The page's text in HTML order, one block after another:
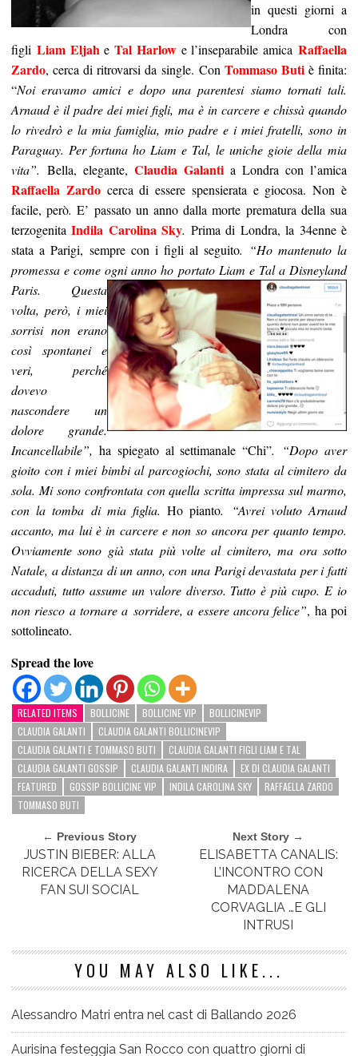
in questi giorni a
Londra con
figli Liam Eljah eTal Harlow e l’inseparabile amicaRaffaella
Zardo, cerca di ritrovarsi da single. Con Tommaso Buti è finita:
“Noi eravamo amici e dopo una parentesi siamo tornati tali.
Arnaud è il padre dei miei figli, ma è in carcere e chissà quando
lo rivedrò e la mia famiglia, mio padre e i miei fratelli, sono in
Paraguay. Per fortuna ho Liam e Tal, le uniche gioie della mia
vita”. Bella, elegante, Claudia Galanti a Londra con l’amica
Raffaella Zardocerca di essere spensierata e giocosa. Non è
facile, però.E’ passato un anno dalla morte prematura della sua
terzogenita Indila Carolina Sky. Prima di Londra, la 34enne è
stata a Parigi, sempre con i figli al seguito. “Ho mantenuto la
promessa e come ogni anno ho portato Liam e Tal a Disneyland
Paris. Questa
volta, però, i miei
sorrisi non erano
così spontanei e
veri, perché
dovevo
nascondere un
dolore grande.
Incancellabile”, ha spiegato al settimanale “Chi”. “Dopo aver
gioito con i miei bimbi al parcogiochi, sono stata al cimitero da
sola. Mi sono confrontata con quella scritta impressa sul marmo,
con la tomba di mia figlia.Ho pianto. “Avrei voluto Arnaud
accanto, ma lui è in carcere e non so ancora per quanto tempo.
Ovviamente sono già stata più volte al cimitero, ma ora sotto
Natale, a distanza di un anno, con una Parigi devastata per i fatti
accaduti, tutto assume un valore diverso. Tutto è più cupo. E io
non riesco a tornare a sorridere, a essere ancora felice”, ha poi
sottolineato.
Spread the love
RELATED ITEMS BOLLICINE BOLLICINE VIP
BOLLICINEVIP
CLAUDIA GALANTI
CLAUDIA GALANTI BOLLICINEVIP
CLAUDIA GALANTI E TOMMASO BUTI
CLAUDIA GALANTI FIGLI LIAM E TAL
CLAUDIA GALANTI GOSSIP
CLAUDIA GALANTI INDIRA
EX DI CLAUDIA GALANTI
FEATURED
GOSSIP BOLLICINE VIP INDILA CAROLINA SKY
RAFFAELLA ZARDO
TOMMASO BUTI
← Previous Story
JUSTIN BIEBER: ALLA
RICERCA DELLA SEXY
FAN SUI SOCIAL
Next Story →
ELISABETTA CANALIS:
L’INCONTRO CON
MADDALENA
CORVAGLIA …E GLI
INTRUSI
YOU MAY ALSO LIKE...
Alessandro Matri entra nel cast di Ballando 2026
Aurisina festeggia San Rocco con quattro giorni di